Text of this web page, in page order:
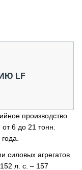
LF
производство
6 до 21 тонн.
силовых агрегатов
л. с. – 157